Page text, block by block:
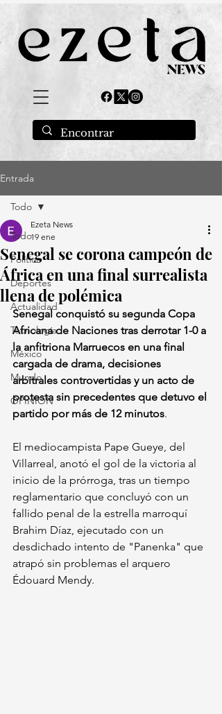
Entrada
Todo
Política
Deportes
Actualidad
Tecnología
México
Mundo
OPINIÓN
Todo
Senegal se corona campeón de
África en una final surrealista
llena de polémica
Ezeta News
19 ene
Senegal conquistó su segunda Copa
Africana de Naciones tras derrotar 1-0 a
la anfitriona Marruecos en una final
cargada de drama, decisiones
arbitrales controvertidas y un acto de
protesta sin precedentes que detuvo el
partido por más de 12 minutos.
El mediocampista Pape Gueye, del
Villarreal, anotó el gol de la victoria al
inicio de la prórroga, tras un tiempo
reglamentario que concluyó con un
fallido penal de la estrella marroquí
Brahim Díaz, ejecutado con un
desdichado intento de "Panenka" que
atrapó sin problemas el arquero
Édouard Mendy.